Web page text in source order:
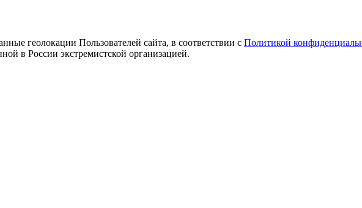
геолокации Пользователей сайта, в соответствии с Политикой
в России экстремистской организацией.